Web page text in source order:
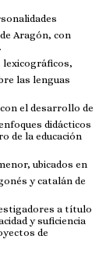
Aragón, con
las lenguas
el desarrollo de
didácticos
de la educación
ubicados en
y catalán de
a título
y suficiencia
de